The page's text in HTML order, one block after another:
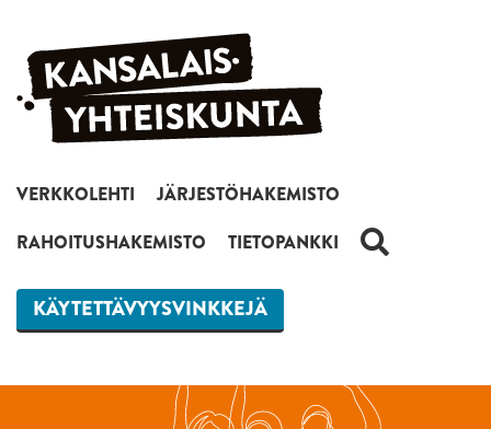
Siirry sisältöön
VERKKOLEHTI
JÄRJESTÖHAKEMISTO
RAHOITUSHAKEMISTO
TIETOPANKKI HAKU
KÄYTETTÄVYYSVINKKEJÄ